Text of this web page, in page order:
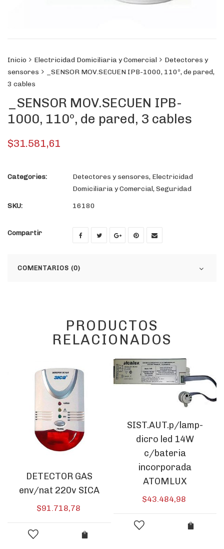
Inicio Electricidad Domiciliaria y Comercial
Detectores y
sensores
_SENSOR MOV.SECUEN IPB-1000, 110º, de pared,
3 cables
_SENSOR MOV.SECUEN IPB-
1000, 110º, de pared, 3 cables
$31.581,61
Categories: Detectores y sensores, Electricidad
Domiciliaria y Comercial,Seguridad
SKU:
16180
Compartir
COMENTARIOS (0)
PRODUCTOS
RELACIONADOS
DETECTOR GAS
env/nat 220v SICA
$91.718,78
SIST.AUT.p/lamp-
dicro led 14W
c/bateria
incorporada
ATOMLUX
$43.484,98